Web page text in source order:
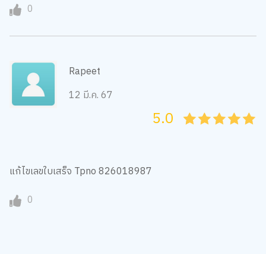
0
Rapeet
12 มี.ค. 67
45
4
35
3
25
2
15
1
05
5.0
แก้ไขเลขใบเสร็จ Tpno 826018987
0